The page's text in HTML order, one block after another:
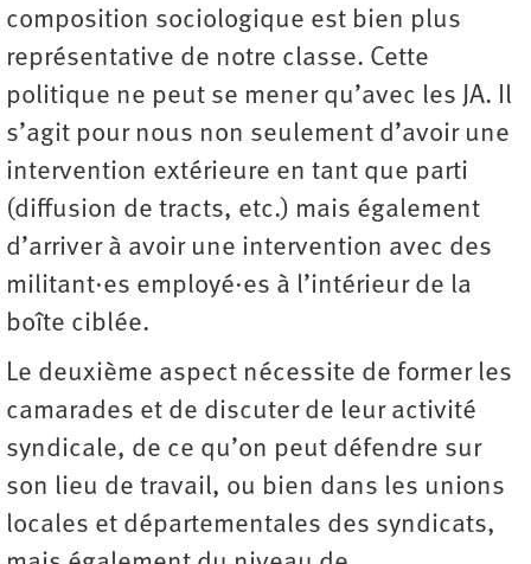
composition sociologique est bien plus
représentative de notre classe. Cette
politique ne peut se mener qu’avec les JA. Il
s’agit pour nous non seulement d’avoir une
intervention extérieure en tant que parti
(diffusion de tracts, etc.) mais également
d’arriver à avoir une intervention avec des
militant·es employé·es à l’intérieur de la
boîte ciblée.
Le deuxième aspect nécessite de former les
camarades et de discuter de leur activité
syndicale, de ce qu’on peut défendre sur
son lieu de travail, ou bien dans les unions
locales et départementales des syndicats,